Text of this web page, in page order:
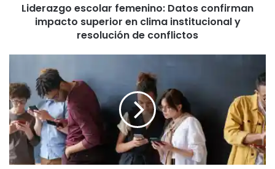
institucional
Liderazgo escolar femenino: Datos confirman
impacto superior en clima institucional y
resolución de conflictos
paradoja
de
la
comunicación
escolar:
Solidez
vertical
y